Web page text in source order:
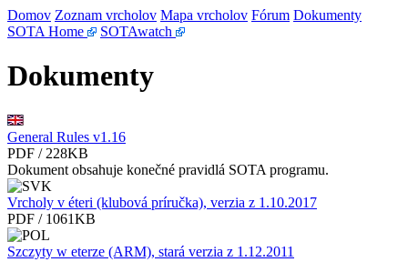
Domov Zoznam vrcholov Mapa vrcholov Fórum Dokumenty
SOTA Home
SOTAwatch
Dokumenty
General Rules v1.16
PDF / 228KB
Dokument obsahuje konečné pravidlá SOTA programu.
Vrcholy v éteri (klubová príručka), verzia z 1.10.2017
PDF / 1061KB
Szczyty w eterze (ARM), stará verzia z 1.12.2011